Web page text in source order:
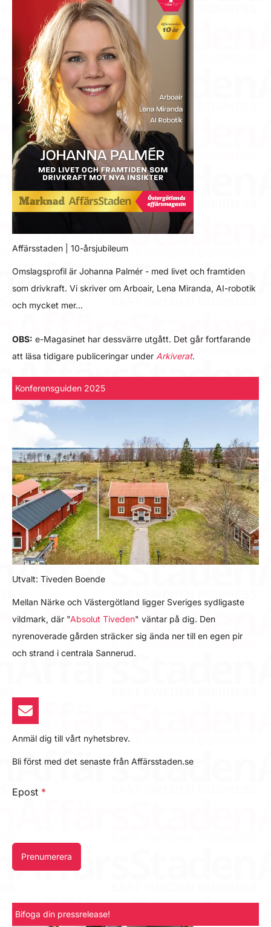
Affärsstaden | 10-årsjubileum
Omslagsprofil är Johanna Palmér - med livet och framtiden
som drivkraft. Vi skriver om Arboair, Lena Miranda, AI-robotik
och mycket mer…
OBS: e-Magasinet har dessvärre utgått. Det går fortfarande
att läsa tidigare publiceringar under Arkiverat.
Konferensguiden 2025
Utvalt: Tiveden Boende
Mellan Närke och Västergötland ligger Sveriges sydligaste
vildmark, där "Absolut Tiveden" väntar på dig. Den
nyrenoverade gården sträcker sig ända ner till en egen pir
och strand i centrala Sannerud.
Anmäl dig till vårt nyhetsbrev.
Bli först med det senaste från Affärsstaden.se
Epost *
Prenumerera
Bifoga din pressrelease!